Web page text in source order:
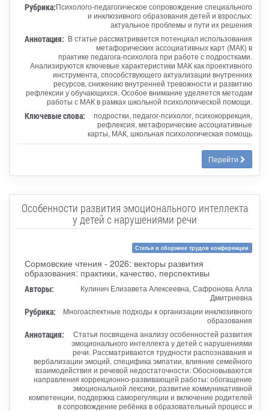
Рубрика:Психолого-педагогическое сопровождение специального
и инклюзивного образования детей и взрослых:
актуальное проблемы и пути их решения
Аннотация: В статье рассматривается потенциал использования
метафорических ассоциативных карт (МАК) в
практике педагога-психолога при работе с подростками.
Анализируются ключевые характеристики МАК как проективного
инструмента, способствующего актуализации внутренних
ресурсов, снижению внутренней тревожности и развитию
рефлексии у обучающихся. Особое внимание уделяется методам
работы с МАК в рамках школьной психологической помощи.
Ключевые слова:
подростки, педагог-психолог, психокоррекция,
рефлексия, метафорические ассоциативные
карты, МАК, школьная психологическая помощь
Перейти
Особенности развития эмоционального интеллекта
у детей с нарушениями речи
Статья в сборнике трудов конференции
Сормовские чтения - 2026: векторы развития
образования: практики, качество, перспективы
Авторы:
Кулинич Елизавета Алексеевна, Сафронова Алла
Дмитриевна
Рубрика:
Многоаспектные подходы к организации инклюзивного
образования
Аннотация:
Статья посвящена анализу особенностей развития
эмоционального интеллекта у детей с нарушениями
речи. Рассматриваются трудности распознавания и
вербализации эмоций, специфика эмпатии, влияние семейного
взаимодействия и речевой недостаточности. Обосновываются
направления коррекционно-развивающей работы: обогащение
эмоциональной лексики, развитие коммуникативной
компетенции, поддержка саморегуляции и включение родителей
в сопровождение ребёнка в образовательный процесс и